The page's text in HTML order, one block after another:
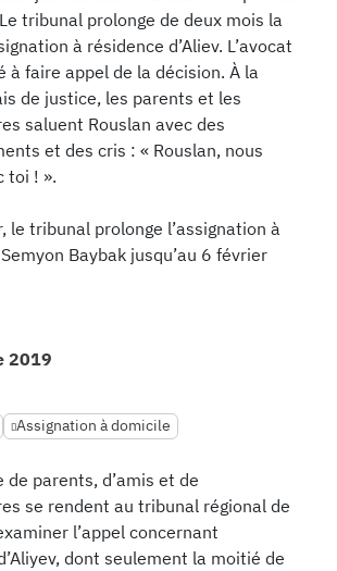
tribunal prolonge de deux mois la
à résidence d’Aliev. L’avocat
à faire appel de la décision. À la
de justice, les parents et les
saluent Rouslan avec des
et des cris : « Rouslan, nous
toi ! ».
le tribunal prolonge l’assignation à
Baybak jusqu’au 6 février
2019
Assignation à domicile
de parents, d’amis et de
se rendent au tribunal régional de
l’appel concernant
dont seulement la moitié de